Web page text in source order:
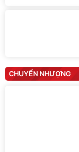
CHUYỂN NHƯỢNG